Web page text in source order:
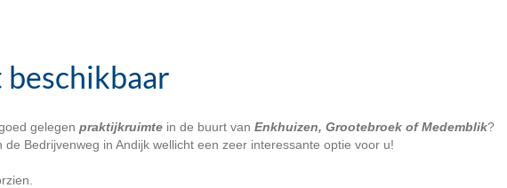
gelegen praktijkruimtein de buurt van Enkhuizen, Grootebroek of Medemblik?
de Bedrijvenweg in Andijk wellicht een zeer interessante optie voor u!